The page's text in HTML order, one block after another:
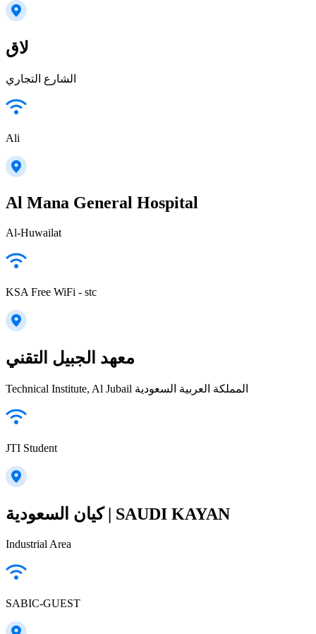
لاق
الشارع التجاري
Ali
Al Mana General Hospital
Al-Huwailat
KSA Free WiFi - stc
معهد الجبيل التقني
Technical Institute, Al Jubail المملكة العربية السعودية
JTI Student
كيان السعودية | SAUDI KAYAN
Industrial Area
SABIC-GUEST